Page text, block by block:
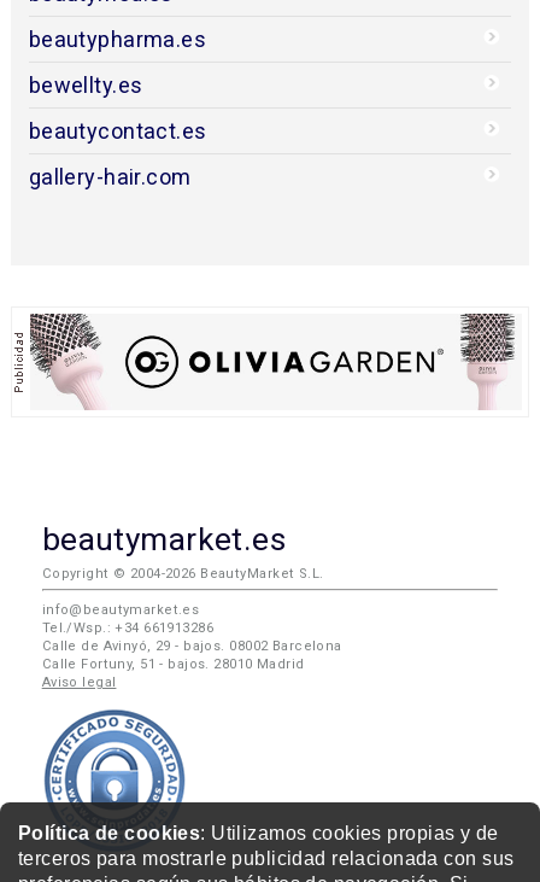
Política de cookies: Utilizamos cookies propias y de
terceros para mostrarle publicidad relacionada con sus
beautypharma.es
bewellty.es
beautycontact.es
gallery-hair.com
beautymarket.es
Copyright © 2004-2026 BeautyMarket S.L.
info@beautymarket.es
Tel./Wsp.: +34 661913286
Calle de Avinyó, 29 - bajos. 08002 Barcelona
Calle Fortuny, 51 - bajos. 28010 Madrid
Aviso legal